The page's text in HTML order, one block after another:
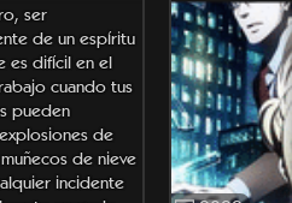
ser
de un espíritu
es difícil en el
cuando tus
pueden
de
de nieve
incidente